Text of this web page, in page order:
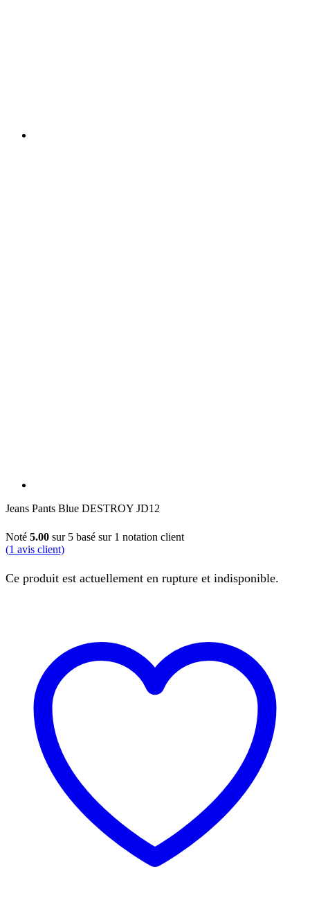
Jeans Pants Blue DESTROY JD12
Noté 5.00 sur 5 basé sur 1 notation client
(1 avis client)
Ce produit est actuellement en rupture et indisponible.